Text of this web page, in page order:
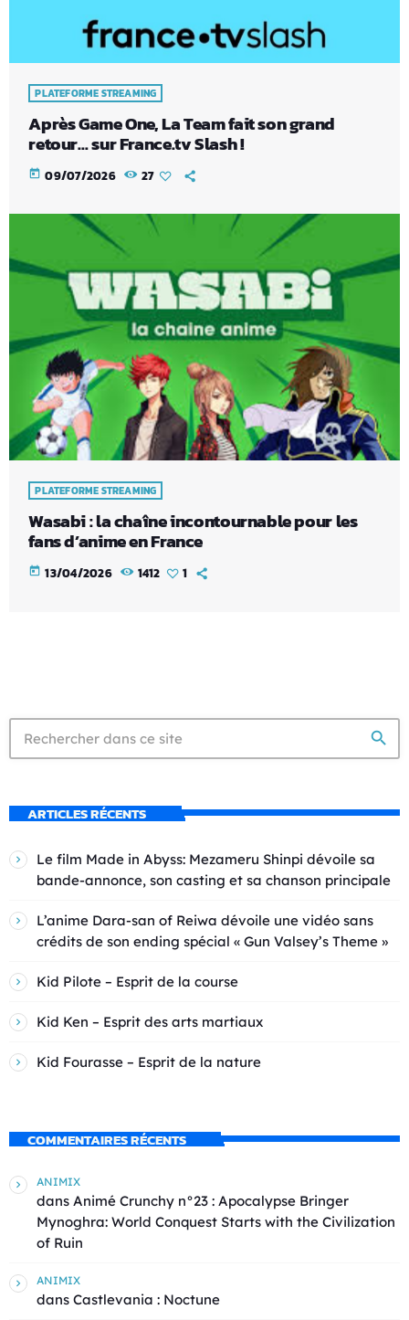
PLATEFORME STREAMING
Après Game One, La Team fait son grand
retour… sur France.tv Slash !
today 09/07/2026 27
PLATEFORME STREAMING
Wasabi : la chaîne incontournable pour les
fans d’anime en France
today 13/04/2026 1412 1
search
ARTICLES RÉCENTS
Le film Made in Abyss: Mezameru Shinpi dévoile sa
bande-annonce, son casting et sa chanson principale
L’anime Dara-san of Reiwa dévoile une vidéo sans
crédits de son ending spécial « Gun Valsey’s Theme »
Kid Pilote – Esprit de la course
Kid Ken – Esprit des arts martiaux
Kid Fourasse – Esprit de la nature
COMMENTAIRES RÉCENTS
ANIMIX
dans Animé Crunchy n°23 : Apocalypse Bringer
Mynoghra: World Conquest Starts with the Civilization
of Ruin
ANIMIX
dans Castlevania : Noctune